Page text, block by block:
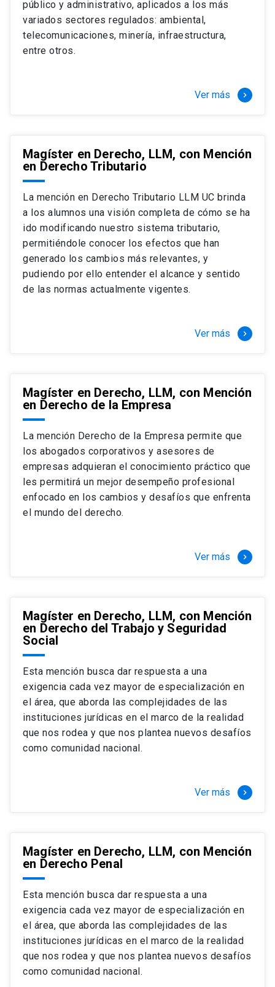
Si optas por la modalidad Full Time:
El LLM UC Full Time es una versión del programa
destinado principalmente a extranjeros, que permite
necesidades y expectativas profesionales, eligiendo
completamente al programa o compatibilizarás un
estudio intenso y exigente, con una muy baja carga
laboral, de marzo a noviembre, para dedicarte
completamente a la actividad de graduación de
diciembre a marzo.
2 cursos mínimos (10 créditos) Primer
semestre
+ 5 cursos a elección (50 créditos) Primer
semestre
+ 4 cursos a elección (40 créditos)
tres meses a tiempo completo (20
Juan Ignacio Piña Rochefort
Director Magíster en Derecho, LLM UC
público y administrativo, aplicados a los más
variados sectores regulados: ambiental,
telecomunicaciones, minería, infraestructura,
entre otros.
Ver más keyboard_arrow_right
Magíster en Derecho, LLM, con Mención
en Derecho Tributario
La mención en Derecho Tributario LLM UC brinda
a los alumnos una visión completa de cómo se ha
ido modificando nuestro sistema tributario,
permitiéndole conocer los efectos que han
generado los cambios más relevantes, y
pudiendo por ello entender el alcance y sentido
de las normas actualmente vigentes.
Ver más keyboard_arrow_right
Magíster en Derecho, LLM, con Mención
en Derecho de la Empresa
La mención Derecho de la Empresa permite que
los abogados corporativos y asesores de
empresas adquieran el conocimiento práctico que
les permitirá un mejor desempeño profesional
enfocado en los cambios y desafíos que enfrenta
el mundo del derecho.
Ver más keyboard_arrow_right
Magíster en Derecho, LLM, con Mención
en Derecho del Trabajo y Seguridad
Social
Esta mención busca dar respuesta a una
exigencia cada vez mayor de especialización en
el área, que aborda las complejidades de las
instituciones jurídicas en el marco de la realidad
que nos rodea y que nos plantea nuevos desafíos
como comunidad nacional.
Ver más keyboard_arrow_right
Magíster en Derecho, LLM, con Mención
en Derecho Penal
Esta mención busca dar respuesta a una
exigencia cada vez mayor de especialización en
el área, que aborda las complejidades de las
instituciones jurídicas en el marco de la realidad
que nos rodea y que nos plantea nuevos desafíos
como comunidad nacional.